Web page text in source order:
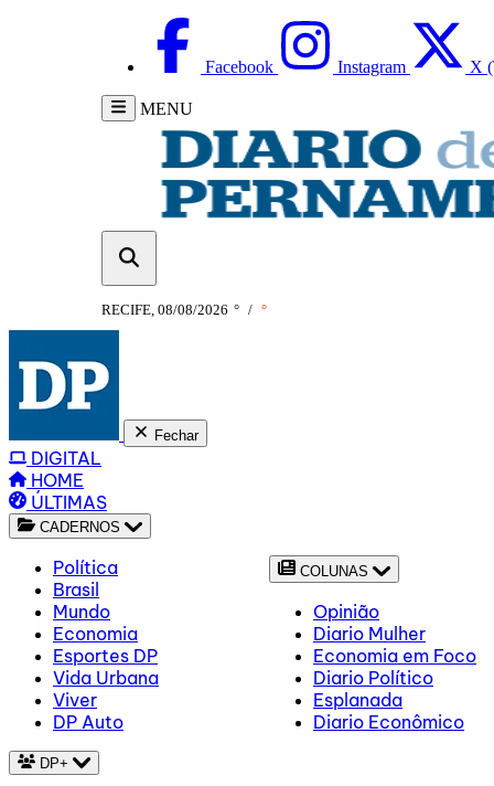
Facebook Instagram X
MENU
RECIFE, 08/08/2026 ° / °
Fechar
DIGITAL
HOME
ÚLTIMAS
CADERNOS
Política
Brasil
Mundo
Economia
Esportes DP
Vida Urbana
Viver
DP Auto
COLUNAS
Opinião
Diario Mulher
Economia em Foco
Diario Político
Esplanada
Diario Econômico
DP+